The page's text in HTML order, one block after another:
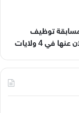
مسابقة توظيف
4 ولايات